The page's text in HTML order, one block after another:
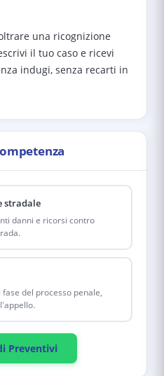
una ricognizione
il tuo caso e ricevi
indugi, senza recarti in
stradale
danni e ricorsi contro
del processo penale,
Preventivi